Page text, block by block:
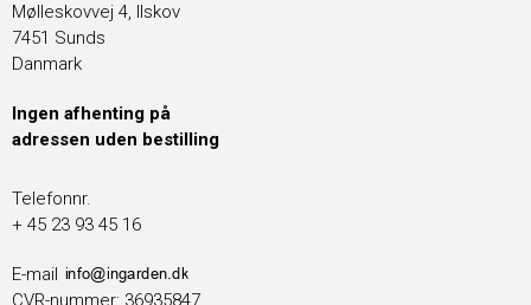
Mølleskovvej 4, Ilskov
7451 Sunds
Danmark
Ingen afhenting på
adressen uden bestilling
Telefonnr.
+ 45 23 93 45 16
E-mail
CVR-nummer: 36935847